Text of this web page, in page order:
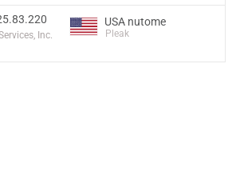
Inc.
USA nutome
Pleak